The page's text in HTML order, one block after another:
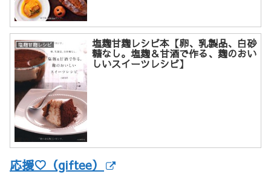
塩麹甘麹レシピ 塩麹甘麹レシピ本【卵、乳製品、白砂
糖なし。塩麹＆甘酒で作る、麹のおい
しいスイーツレシピ】
応援♡（giftee）